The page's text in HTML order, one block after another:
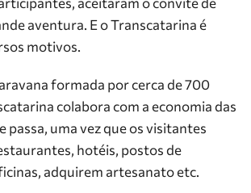
aventura. E o Transcatarina é
motivos.
formada por cerca de 700
colabora com a economia das
passa, uma vez que os visitantes
hotéis, postos de
adquirem artesanato etc.